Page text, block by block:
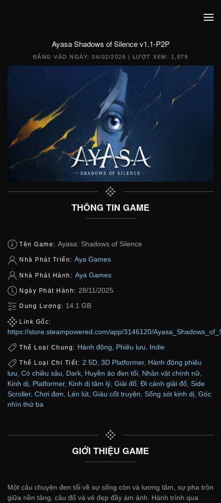
Ayasa Shadows of Silence v1.1-P2P
ĐĂNG VÀO NGÀY:04/02/2026 | LƯỢT XEM: 1,879
THÔNG TIN GAME
Tên Game: Ayasa: Shadows of Silence
Nhà Phát Triển: Aya Games
Nhà Phát Hành: Aya Games
Ngày Phát Hành: 28/11/2025
Dung Lượng: 14.1 GB
Link Gốc:
https://store.steampowered.com/app/3146120/
Thể Loại Chung: Hành động Phiêu lưu Indie
Thể Loại Chi Tiết: 2.5D, 3D Platformer, Hành động phiêu
lưu Có chiều sâu Dark Huyền ảo đen tối Nhân vật chính nữ
Kinh dị Platformer, Kinh dị tâm lý Giải đố Đi cảnh giải đố Side
Scroller, Chơi đơn Lén lút Giàu cốt truyện Sống sót kinh dị Góc
nhìn thứ ba
GIỚI THIỆU GAME
Một câu chuyện đen tối về sự sống còn và lương tâm, sự pha trộn
giữa nền tảng, câu đố và vẻ đẹp đầy ám ảnh. Hành trình qua